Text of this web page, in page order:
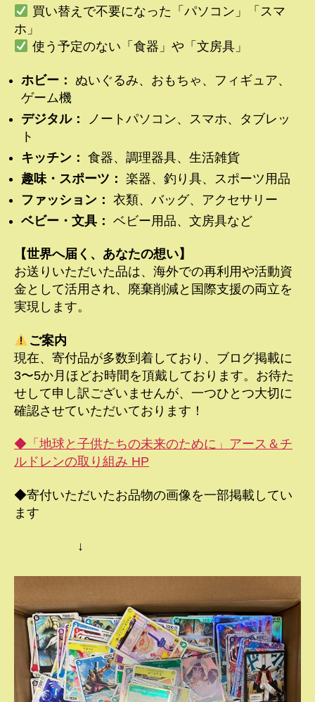
買い替えで不要になった「パソコン」「スマ
ホ」
使う予定のない「食器」や「文房具」
ホビー：
ぬいぐるみ、おもちゃ、フィギュア、
ゲーム機
デジタル：
ノートパソコン、スマホ、タブレッ
ト
キッチン： 食器、調理器具、生活雑貨
趣味・スポーツ： 楽器、釣り具、スポーツ用品
ファッション： 衣類、バッグ、アクセサリー
ベビー・文具： ベビー用品、文房具など
【世界へ届く、あなたの想い】
お送りいただいた品は、海外での再利用や活動資
金として活用され、廃棄削減と国際支援の両立を
実現します。
ご案内
現在、寄付品が多数到着しており、ブログ掲載に
3〜5か月ほどお時間を頂戴しております。お待た
せして申し訳ございませんが、一つひとつ大切に
確認させていただいております！
◆「地球と子供たちの未来のために」アース＆チ
ルドレンの取り組み HP
◆寄付いただいたお品物の画像を一部掲載してい
ます
↓